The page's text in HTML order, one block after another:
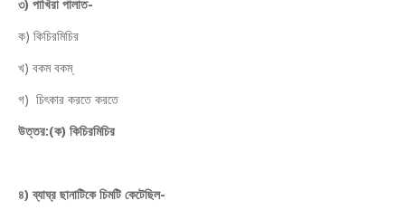
৩) পাখিরা পালাত-
ক) কিচিরমিচির
খ) বকম বকম্
গ) চিৎকার করতে করতে
উত্তর:(ক) কিচিরমিচির
৪) ব্যাঘ্র ছানাটিকে চিমটি কেটেছিল-